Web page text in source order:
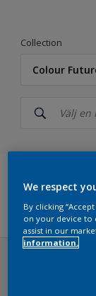
Collection
Colour
Nordsjö
Nordsjö RAL
Nordsjö
Nordsjö
We respect
By clicking
on your device to
assist in our
information.